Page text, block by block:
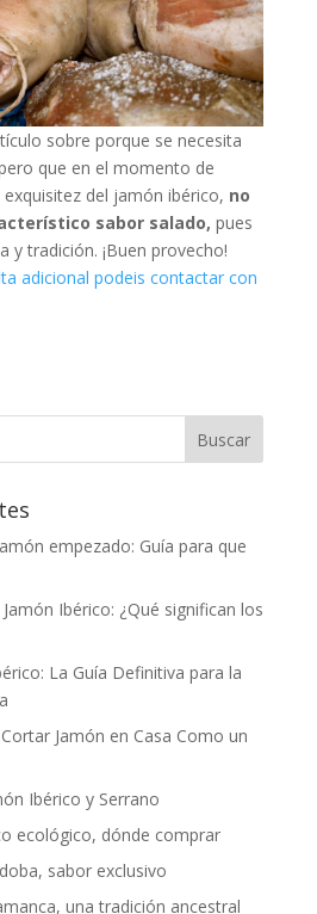
sobre porque se necesita
que en el momento de
del jamón ibérico, no
sabor salado, pues
y tradición. ¡Buen provecho!
adicional podeis contactar con
empezado: Guía para que
Ibérico: ¿Qué significan los
La Guía Definitiva para la
Jamón en Casa Como un
Ibérico y Serrano
ecológico, dónde comprar
sabor exclusivo
una tradición ancestral